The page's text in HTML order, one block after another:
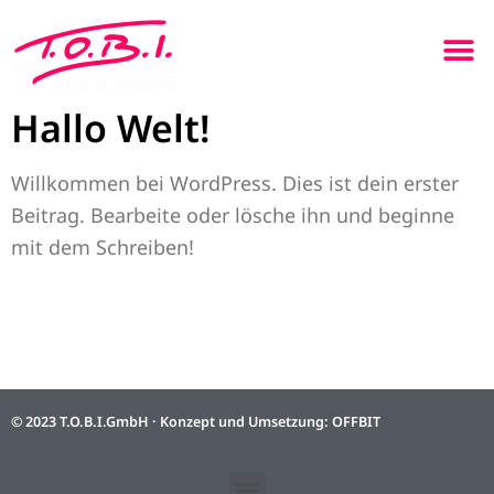
Hallo Welt!
Willkommen bei WordPress. Dies ist dein erster
Beitrag. Bearbeite oder lösche ihn und beginne
mit dem Schreiben!
© 2023 T.O.B.I.GmbH · Konzept und Umsetzung: OFFBIT